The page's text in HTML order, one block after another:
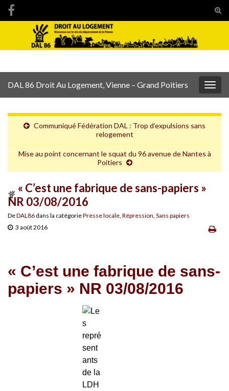
Search for:
DAL 86 Droit Au Logement, Vienne – Grand Poitiers
Communiqué Fédération DAL : Trop d’expulsions sans
relogement
Mise au point concernant le squat du 96 avenue de Nantes à
Poitiers
« C’est une fabrique de sans-papiers »
NR 03/08/2016
DeDAL86 dans la catégoriePresse locale, Répression, Sans papiers
3 août 2016
« C’est une fabrique de sans-
papiers » NR 03/08/2016